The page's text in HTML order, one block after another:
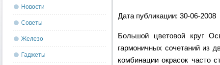
Дата публикации: 30-06-2008
Большой цветовой круг
гармоничных сочетаний из
комбинации окрасок часто
Новости
Советы
Железо
Гаджеты